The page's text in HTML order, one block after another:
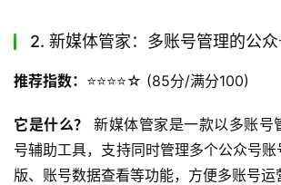
2. 新媒体管家：多账号管理的公
推荐指数： ⭐️⭐️⭐️⭐️☆ (85分/满分100)
它是什么？
新媒体管家是一款以多账号
号辅助工具，支持同时管理多个公众号
版、账号数据查看等功能，方便多账号运